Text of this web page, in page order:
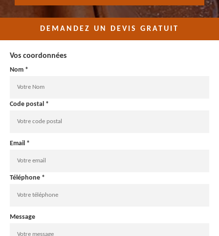
DEMANDEZ UN DEVIS GRATUIT
Vos coordonnées
Nom *
Code postal *
Email *
Téléphone *
Message